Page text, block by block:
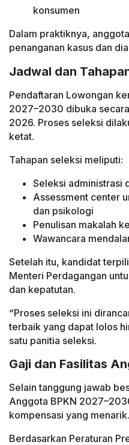
konsumen
Dalam praktiknya,
penanganan kasus dan
Jadwal dan
Pendaftaran Lowongan
2027–2030 dibuka
2026. Proses seleksi
ketat.
Tahapan seleksi meliputi:
Seleksi administrasi
Assessment center
dan psikologi
Penulisan makalah
Wawancara
Setelah itu, kandidat
Menteri Perdagangan
dan kepatutan.
“Proses seleksi ini
terbaik yang dapat lolos
satu panitia seleksi.
Gaji dan Fasilitas
Selain tanggung jawab
Anggota BPKN
kompensasi yang menarik.
Berdasarkan Peraturan